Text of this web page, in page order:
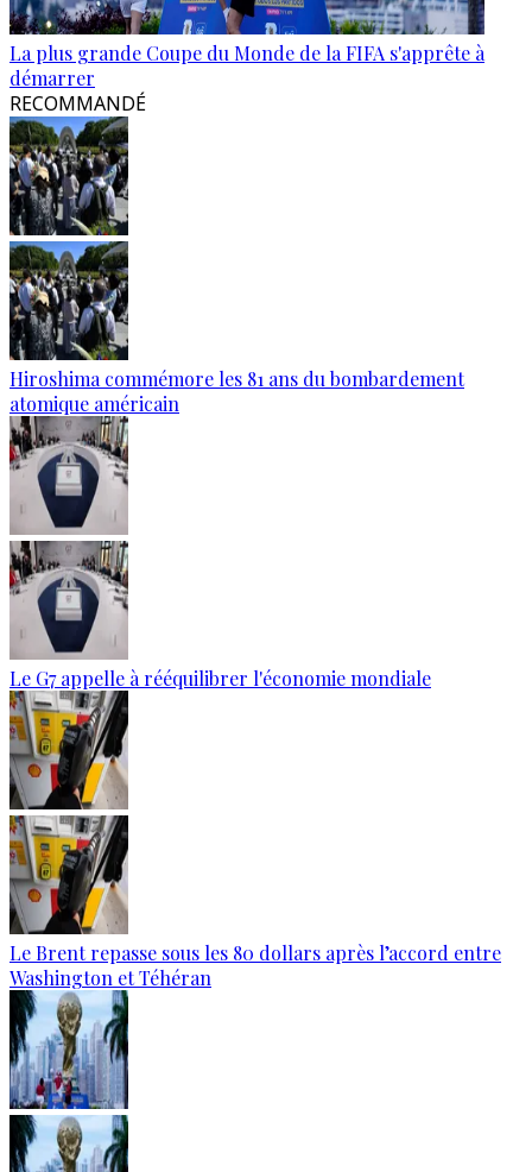
La plus grande Coupe du Monde de la FIFA s'apprête à
démarrer
RECOMMANDÉ
Hiroshima commémore les 81 ans du bombardement
atomique américain
Le G7 appelle à rééquilibrer l'économie mondiale
Le Brent repasse sous les 80 dollars après l’accord entre
Washington et Téhéran